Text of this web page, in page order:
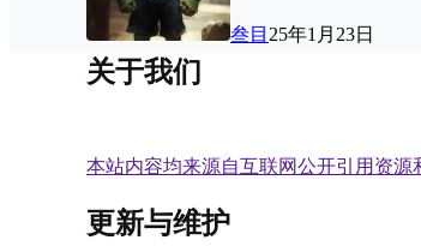
叁目 25年1月23日
关于我们
本站内容均来源自互联网公开引用资源
更新与维护